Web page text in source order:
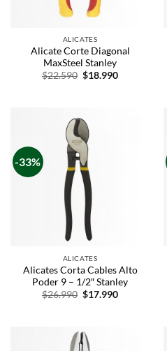
ALICATES
Alicate Corte Diagonal
MaxSteel Stanley
$22.590 $18.990
-33%
ALICATES
Alicates Corta Cables Alto
Poder 9 – 1/2″ Stanley
$26.990 $17.990